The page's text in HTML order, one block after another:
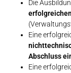
Die
Eine
Abschluss
Eine